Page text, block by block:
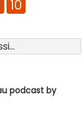
10
podcast by